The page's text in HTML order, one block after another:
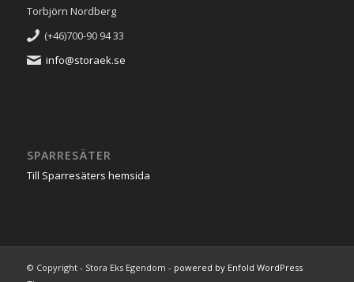
Torbjörn Nordberg
(+46)700-90 94 33
info@storaek.se
SPARRESÄTER
Till Sparresäters hemsida
© Copyright - Stora Eks Egendom - powered by Enfold WordPress